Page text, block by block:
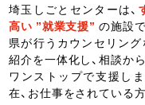
埼玉しごとセンターは、
高い ”就業支援” の施設で
県が行うカウンセリン
紹介を一体化し、相談か
ワンストップで支援し
在、お仕事をされている